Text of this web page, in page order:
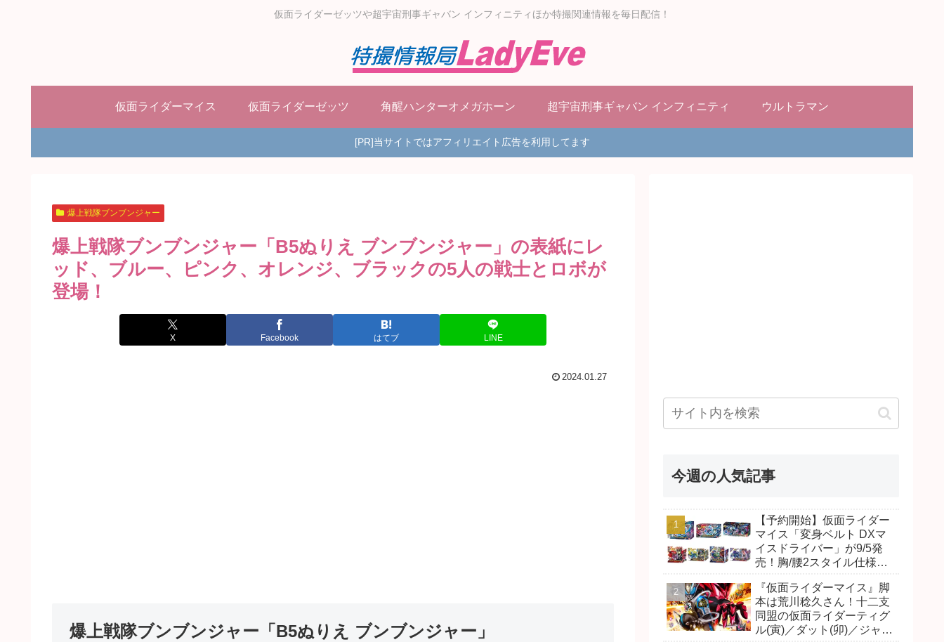
仮面ライダーゼッツや超宇宙刑事ギャバン インフィニティほか特撮関連情報を毎日配信！
仮面ライダーマイス 仮面ライダーゼッツ 角醒ハンターオメガホーン 超宇宙刑事ギャバン インフィニティ ウルトラマン
[PR]当サイトではアフィリエイト広告を利用してます
爆上戦隊ブンブンジャー
爆上戦隊ブンブンジャー「B5ぬりえ ブンブンジャー」の表紙にレ
ッド、ブルー、ピンク、オレンジ、ブラックの5人の戦士とロボが
登場！
X Facebook はてブ LINE
2024.01.27
爆上戦隊ブンブンジャー「B5ぬりえ ブンブンジャー」
今週の人気記事
【予約開始】仮面ライダー
マイス「変身ベルト DXマ
イスドライバー」が9/5発
売！胸/腰2スタイル仕様！
ッシュ、ジャオ/バイト、ケ
イ/ショットボーンバックル
も！
『仮面ライダーマイス』脚
本は荒川稔久さん！十二支
同盟の仮面ライダーティグ
ル(寅)／ダット(卯)／ジャオ